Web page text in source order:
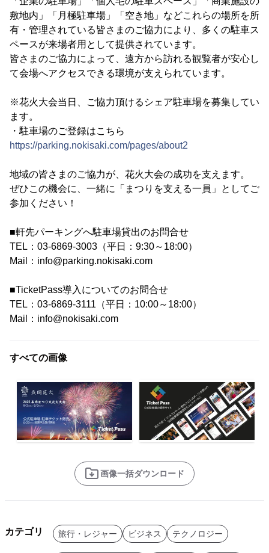
敷地内」「月極駐車場」「空き地」などこれらの場所を所
有・管理されている皆さまのご協力により、多くの駐車ス
ペースが来場者用として提供されています。
皆さまのご協力によって、遠方から訪れる観覧者が安心し
て会場へアクセスできる環境が支えられています。
※花火大会当日、ご協力頂けるシェア駐車場を募集してい
ます。
・駐車場のご登録はこちら
https://parking.nokisaki.com/pages/about2
地域の皆さまのご協力が、花火大会の成功を支えます。
ぜひこの機会に、一緒に「まつりを支える一員」としてご
参加ください！
■軒先パーキングへ駐車場貸出のお問合せ
TEL：03-6869-3003（平日：9:30～18:00）
Mail：info@parking.nokisaki.com
■TicketPass導入についてのお問合せ
TEL：03-6869-3111（平日：10:00～18:00）
Mail：info@nokisaki.com
すべての画像
画像一括ダウンロード
カテゴリ 旅行・レジャー ビジネス テクノロジー